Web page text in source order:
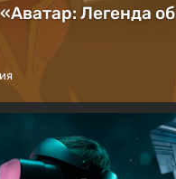
Легенда об